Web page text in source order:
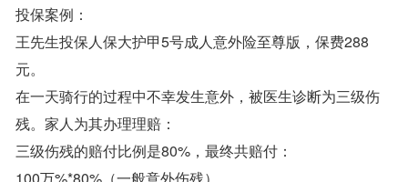
投保案例：
王先生投保人保大护甲5号成人意外险至尊版，保费288
元。
在一天骑行的过程中不幸发生意外，被医生诊断为三级伤
残。家人为其办理理赔：
三级伤残的赔付比例是80%，最终共赔付：